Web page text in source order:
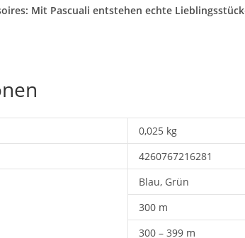
Mit Pascuali entstehen echte
0,025 kg
4260767216281
Blau, Grün
300 m
300 – 399 m